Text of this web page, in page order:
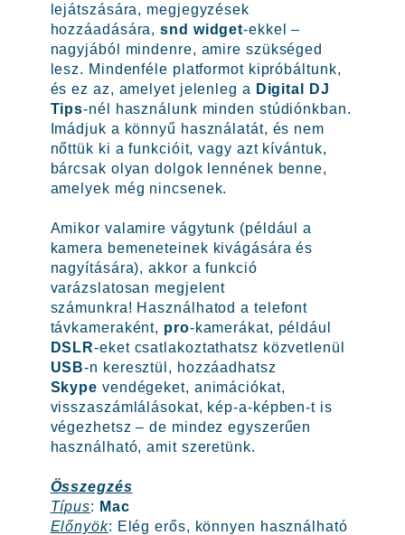
lejátszására, megjegyzések
hozzáadására,snd widget-ekkel –
nagyjából mindenre, amire szükséged
lesz. Mindenféle platformot kipróbáltunk,
és ez az, amelyet jelenleg a Digital DJ
Tips-nél használunk minden stúdiónkban.
Imádjuk a könnyű használatát, és nem
nőttük ki a funkcióit, vagy azt kívántuk,
bárcsak olyan dolgok lennének benne,
amelyek még nincsenek.
Amikor valamire vágytunk (például a
kamera bemeneteinek kivágására és
nagyítására), akkor a funkció
varázslatosan megjelent
számunkra! Használhatod a telefont
távkameraként, pro-kamerákat, például
DSLR-eket csatlakoztathatsz közvetlenül
USB-n keresztül, hozzáadhatsz
Skype vendégeket, animációkat,
visszaszámlálásokat, kép-a-képben-t is
végezhetsz – de mindez egyszerűen
használható, amit szeretünk.
Összegzés
Típus: Mac
Előnyök: Elég erős, könnyen használható